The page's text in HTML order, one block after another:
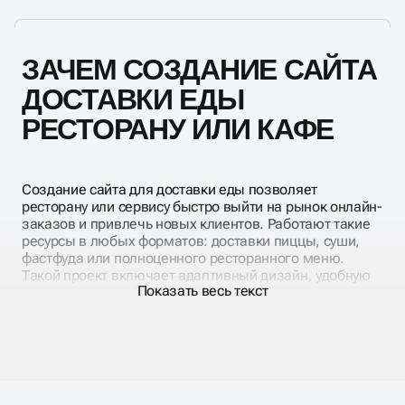
обрабатывать заказы и работать с клиентами.
ЗАЧЕМ СОЗДАНИЕ САЙТА
ДОСТАВКИ ЕДЫ
РЕСТОРАНУ ИЛИ КАФЕ
Создание сайта для доставки еды позволяет
ресторану или сервису быстро выйти на рынок онлайн-
заказов и привлечь новых клиентов. Работают такие
ресурсы в любых форматов: доставки пиццы, суши,
фастфуда или полноценного ресторанного меню.
Такой проект включает адаптивный дизайн, удобную
навигацию, онлайн-оплату и интеграцию с системами
Показать весь текст